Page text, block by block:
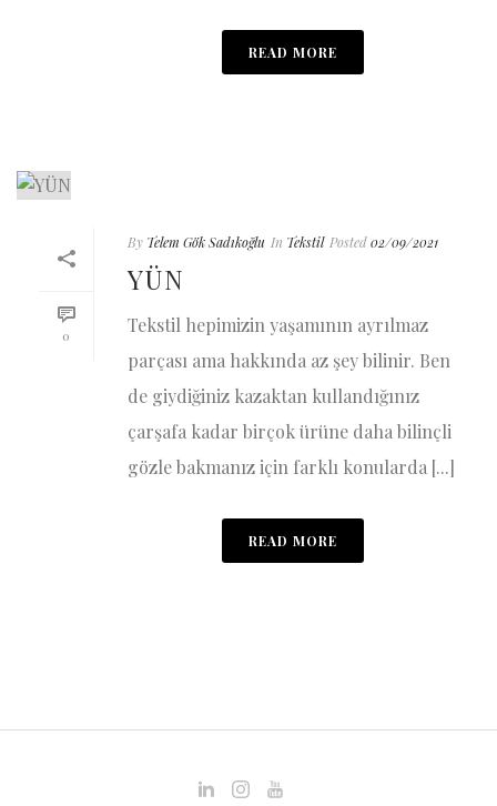
READ MORE
0
By Telem Gök Sadıkoğlu In Tekstil Posted02/09/2021
YÜN
Tekstil hepimizin yaşamının ayrılmaz
parçası ama hakkında az şey bilinir. Ben
de giydiğiniz kazaktan kullandığınız
çarşafa kadar birçok ürüne daha bilinçli
gözle bakmanız için farklı konularda [...]
READ MORE